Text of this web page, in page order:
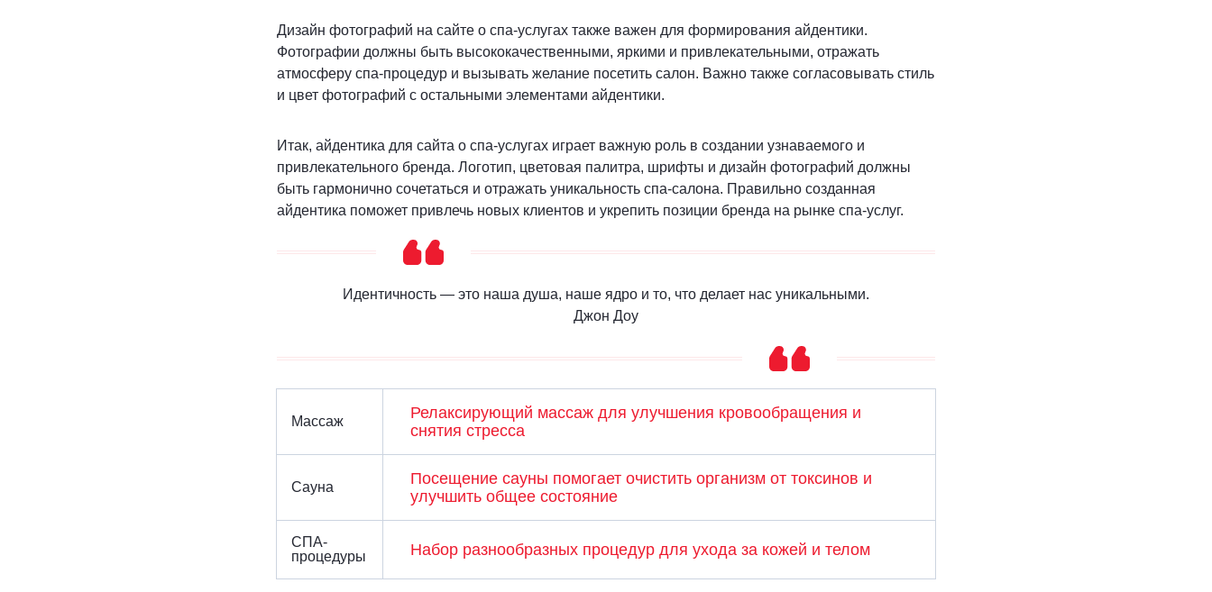
Дизайн фотографий на сайте о спа-услугах также важен для формирования айдентики.
Фотографии должны быть высококачественными, яркими и привлекательными, отражать
атмосферу спа-процедур и вызывать желание посетить салон. Важно также согласовывать стиль
и цвет фотографий с остальными элементами айдентики.
Итак, айдентика для сайта о спа-услугах играет важную роль в создании узнаваемого и
привлекательного бренда. Логотип, цветовая палитра, шрифты и дизайн фотографий должны
быть гармонично сочетаться и отражать уникальность спа-салона. Правильно созданная
айдентика поможет привлечь новых клиентов и укрепить позиции бренда на рынке спа-услуг.
Идентичность — это наша душа, наше ядро и то, что делает нас уникальными.
Джон Доу
Массаж
Релаксирующий массаж для улучшения кровообращения и
снятия стресса
Сауна
Посещение сауны помогает очистить организм от токсинов и
улучшить общее состояние
СПА-
процедуры
Набор разнообразных процедур для ухода за кожей и телом